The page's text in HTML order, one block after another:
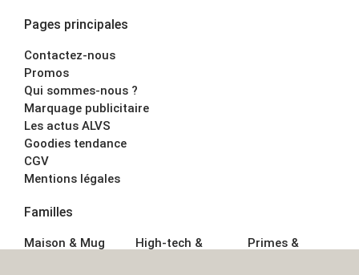
Pages principales
Contactez-nous
Promos
Qui sommes-nous ?
Marquage publicitaire
Les actus ALVS
Goodies tendance
CGV
Mentions légales
Familles
Maison & Mug
High-tech &
Primes &